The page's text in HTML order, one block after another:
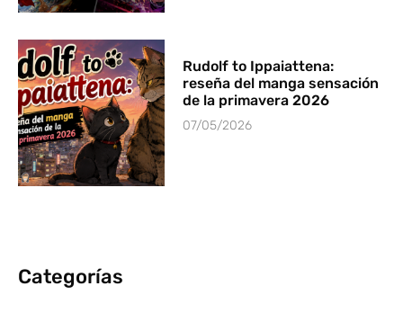
Rudolf to Ippaiattena:
reseña del manga sensación
de la primavera 2026
07/05/2026
Categorías